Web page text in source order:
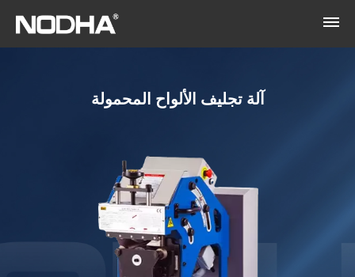
آلة تجليف الألواح المحمولة